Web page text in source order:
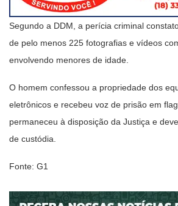
Segundo a DDM, a perícia criminal
de pelo menos 225 fotografias e vídeos
envolvendo menores de idade.
O homem confessou a propriedade dos
eletrônicos e recebeu voz de prisão em
permaneceu à disposição da Justiça e
de custódia.
Fonte: G1